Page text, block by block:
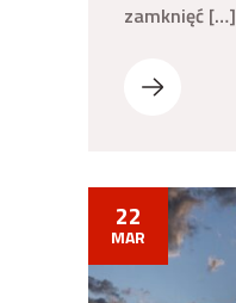
zamknięć […]
22
MAR